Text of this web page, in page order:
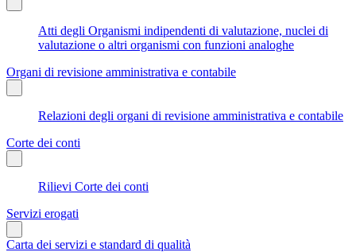
Atti degli Organismi indipendenti di valutazione, nuclei di
valutazione o altri organismi con funzioni analoghe
Organi di revisione amministrativa e contabile
Relazioni degli organi di revisione amministrativa e contabile
Corte dei conti
Rilievi Corte dei conti
Servizi erogati
Carta dei servizi e standard di qualità